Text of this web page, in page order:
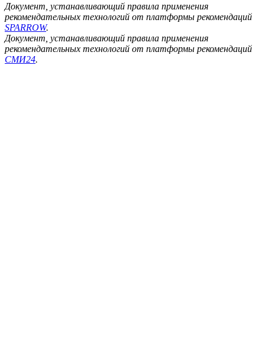
Документ, устанавливающий правила применения
рекомендательных технологий от платформы рекомендаций
SPARROW.
Документ, устанавливающий правила применения
рекомендательных технологий от платформы рекомендаций
СМИ24.